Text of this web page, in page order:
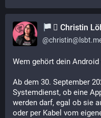
‍⚧️ Christin
@
Wem gehört dein
Ab dem 30. September
Systemdienst, ob eine
werden darf, egal ob sie
oder per Kabel vom